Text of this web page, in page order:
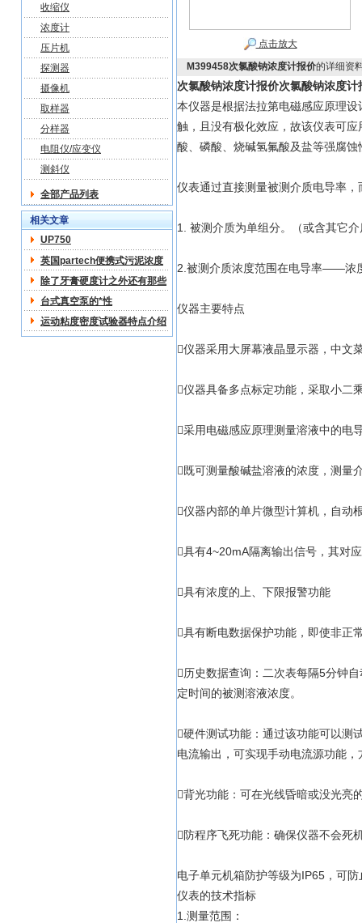
收缩仪
浓度计
压片机
探测器
摄像机
取样器
分样器
电阻仪/应变仪
测斜仪
全部产品列表
相关文章
UP750
英国partech便携式污泥浓度
计型号:UP/750 说明书
除了牙膏硬度计之外还有那些
关于硬度计的分类
台式真空泵的*性
运动粘度密度试验器特点介绍
点击放大
M399458次氯酸钠浓度计报价的详细资
次氯酸钠浓度计报价次氯酸钠浓度计
本仪器是根据法拉第电磁感应原理
触，且没有极化效应，故该仪表可
酸、磷酸、烧碱氢氟酸及盐等强腐蚀
仪表通过直接测量被测介质电导率
1. 被测介质为单组分。（或含其它
2.被测介质浓度范围在电导率——浓
仪器主要特点
仪器采用大屏幕液晶显示器，中文
仪器具备多点标定功能，采取小二
采用电磁感应原理测量溶液中的电
既可测量酸碱盐溶液的浓度，测量
仪器内部的单片微型计算机，自动
具有4~20mA隔离输出信号，其对
具有浓度的上、下限报警功能
具有断电数据保护功能，即使非正
历史数据查询：二次表每隔5分钟
定时间的被测溶液浓度。
硬件测试功能：通过该功能可以测
电流输出，可实现手动电流源功能
背光功能：可在光线昏暗或没光亮
防程序飞死功能：确保仪器不会死
电子单元机箱防护等级为IP65，可
仪表的技术指标
1.测量范围：